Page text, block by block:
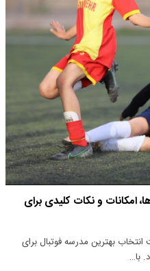
امکانات و نکات کلیدی برای
بهترین مدرسه فوتبال برای
با…